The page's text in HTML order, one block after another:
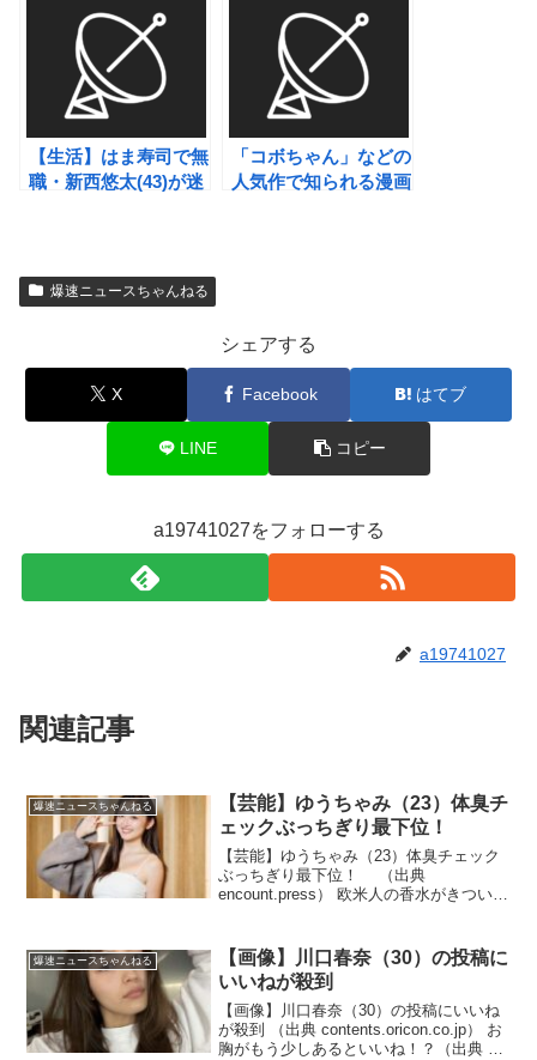
【生活】はま寿司で無
職・新西悠太(43)が迷
「コボちゃん」などの
人気作で知られる漫画
爆速ニュースちゃんねる
シェアする
X Facebook はてブ
LINE コピー
a19741027をフォローする
a19741027
関連記事
爆速ニュースちゃんねる
【芸能】ゆうちゃみ（23）体臭チ
ェックぶっちぎり最下位！
【芸能】ゆうちゃみ（23）体臭チェック
ぶっちぎり最下位！ （出典
encount.press） 欧米人の香水がきついの
悪臭の原因は特定悪臭物質『ブタナー
ル』 脂肪分...
爆速ニュースちゃんねる
【画像】川口春奈（30）の投稿に
いいねが殺到
【画像】川口春奈（30）の投稿にいいね
が殺到 （出典 contents.oricon.co.jp） お
胸がもう少しあるといいね！？（出典 川